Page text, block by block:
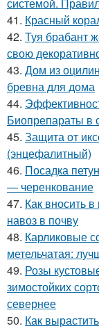
41. Красный
42. Туя брабант
свою
43. Дом из
бревна для дома
44.
Биопрепараты в
45. Защита от
(энцефалитный)
46. Посадка
— черенкование
47. Как вносить
навоз в почву
48. Карликовые
метельчатая:
49. Розы
зимостойких
севернее
50. Как